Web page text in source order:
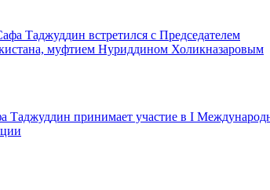
Таджуддин встретился с Председателем
муфтием Нуриддином Холикназаровым
Таджуддин принимает участие в I